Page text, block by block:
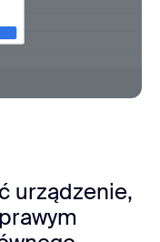
urządzenie,